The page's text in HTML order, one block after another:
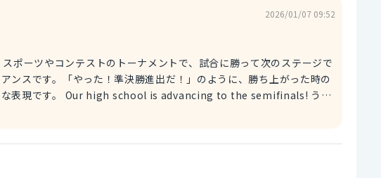
2026/01/07 09:52
ンスです。「やった！準決勝進出だ！」のように、勝ち上がった時の
to the semifinals! うち
」
の大会やコンテスト、オーディションなどで、厳しい競争を勝ち抜い